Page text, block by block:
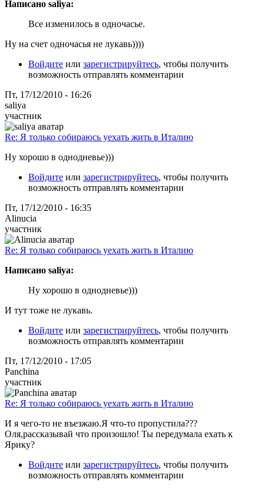
Написано saliya:
Все изменилось в одночасье.
Ну на счет одночасья не лукавь))))
Войдите или зарегистрируйтесь, чтобы получить
возможность отправлять комментарии
Пт, 17/12/2010 - 16:26
saliya
участник
Re: Я только собираюсь уехать жить в Италию
Ну хорошо в однодневье)))
Войдите или зарегистрируйтесь, чтобы получить
возможность отправлять комментарии
Пт, 17/12/2010 - 16:35
Alinucia
участник
Re: Я только собираюсь уехать жить в Италию
Написано saliya:
Ну хорошо в однодневье)))
И тут тоже не лукавь.
Войдите или зарегистрируйтесь, чтобы получить
возможность отправлять комментарии
Пт, 17/12/2010 - 17:05
Panchina
участник
Re: Я только собираюсь уехать жить в Италию
И я чего-то не въезжаю.Я что-то пропустила???
Оля,рассказывай что произошло! Ты передумала ехать к
Ярику?
Войдите или зарегистрируйтесь, чтобы получить
возможность отправлять комментарии